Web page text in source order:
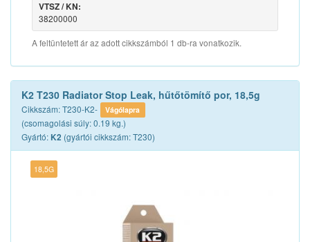
VTSZ / KN:
38200000
A feltüntetett ár az adott cikkszámból 1 db-ra vonatkozik.
K2 T230 Radiator Stop Leak, hűtőtömítő por, 18,5g
Cikkszám: T230-K2- Vágólapra
(csomagolási súly: 0.19 kg.)
Gyártó: K2 (gyártói cikkszám: T230)
18,5G